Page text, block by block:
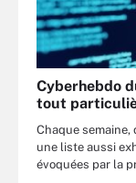
Cyberhebdo
tout
Chaque
une liste aussi
évoquées par la